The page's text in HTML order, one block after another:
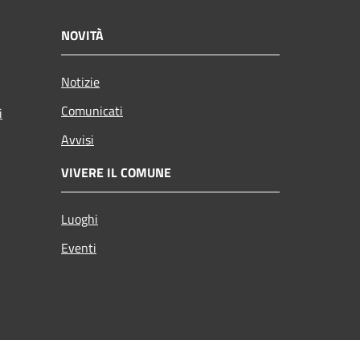
NOVITÀ
Notizie
Comunicati
Avvisi
VIVERE IL COMUNE
Luoghi
Eventi